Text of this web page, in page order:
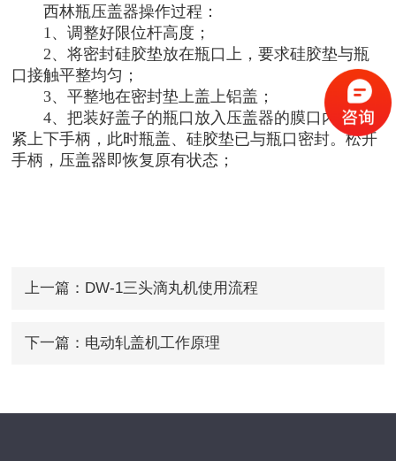
西林瓶压盖器操作过程：
1、调整好限位杆高度；
2、将密封硅胶垫放在瓶口上，要求硅胶垫与瓶
口接触平整均匀；
3、平整地在密封垫上盖上铝盖；
4、把装好盖子的瓶口放入压盖器的膜口内，合
紧上下手柄，此时瓶盖、硅胶垫已与瓶口密封。松开
手柄，压盖器即恢复原有状态；
上一篇： DW-1三头滴丸机使用流程
下一篇： 电动轧盖机工作原理